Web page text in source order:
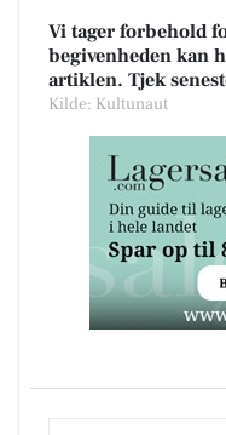
Vi tager forbehold
begivenheden kan
artiklen. Tjek
Kilde: Kultunaut